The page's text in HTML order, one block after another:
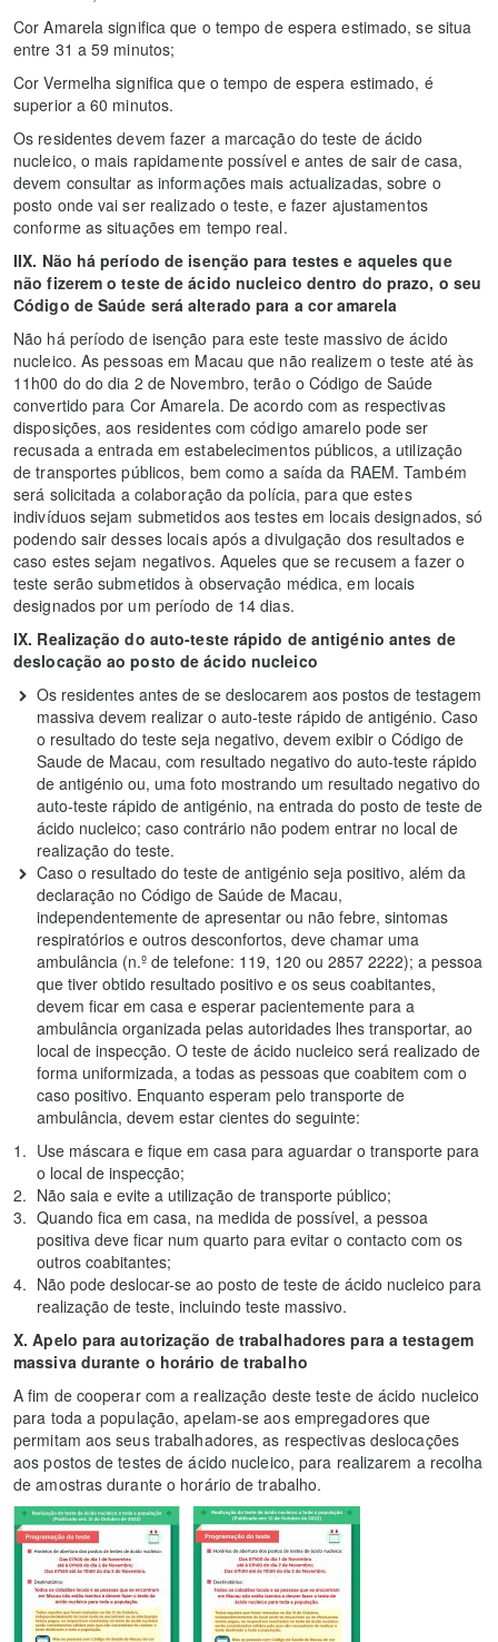
Cor Amarela significa que o tempo de espera estimado, se situa
entre 31 a 59 minutos;
Cor Vermelha significa que o tempo de espera estimado, é
superior a 60 minutos.
Os residentes devem fazer a marcação do teste de ácido
nucleico, o mais rapidamente possível e antes de sair de casa,
devem consultar as informações mais actualizadas, sobre o
posto onde vai ser realizado o teste, e fazer ajustamentos
conforme as situações em tempo real.
IIX. Não há período de isenção para testes e aqueles que
não fizerem o teste de ácido nucleico dentro do prazo, o seu
Código de Saúde será alterado para a cor amarela
Não há período de isenção para este teste massivo de ácido
nucleico. As pessoas em Macau que não realizem o teste até às
11h00 do do dia 2 de Novembro, terão o Código de Saúde
convertido para Cor Amarela. De acordo com as respectivas
disposições, aos residentes com código amarelo pode ser
recusada a entrada em estabelecimentos públicos, a utilização
de transportes públicos, bem como a saída da RAEM. Também
será solicitada a colaboração da polícia, para que estes
indivíduos sejam submetidos aos testes em locais designados, só
podendo sair desses locais após a divulgação dos resultados e
caso estes sejam negativos. Aqueles que se recusem a fazer o
teste serão submetidos à observação médica, em locais
designados por um período de 14 dias.
IX. Realização do auto-teste rápido de antigénio antes de
deslocação ao posto de ácido nucleico
Os residentes antes de se deslocarem aos postos de testagem
massiva devem realizar o auto-teste rápido de antigénio. Caso
o resultado do teste seja negativo, devem exibir o Código de
Saude de Macau, com resultado negativo do auto-teste rápido
de antigénio ou, uma foto mostrando um resultado negativo do
auto-teste rápido de antigénio, na entrada do posto de teste de
ácido nucleico; caso contrário não podem entrar no local de
realização do teste.
Caso o resultado do teste de antigénio seja positivo, além da
declaração no Código de Saúde de Macau,
independentemente de apresentar ou não febre, sintomas
respiratórios e outros desconfortos, deve chamar uma
ambulância (n.º de telefone: 119, 120 ou 2857 2222); a pessoa
que tiver obtido resultado positivo e os seus coabitantes,
devem ficar em casa e esperar pacientemente para a
ambulância organizada pelas autoridades lhes transportar, ao
local de inspecção. O teste de ácido nucleico será realizado de
forma uniformizada, a todas as pessoas que coabitem com o
caso positivo. Enquanto esperam pelo transporte de
ambulância, devem estar cientes do seguinte:
Use máscara e fique em casa para aguardar o transporte para
o local de inspecção;
Não saia e evite a utilização de transporte público;
Quando fica em casa, na medida de possível, a pessoa
positiva deve ficar num quarto para evitar o contacto com os
outros coabitantes;
Não pode deslocar-se ao posto de teste de ácido nucleico para
realização de teste, incluindo teste massivo.
X. Apelo para autorização de trabalhadores para a testagem
massiva durante o horário de trabalho
A fim de cooperar com a realização deste teste de ácido nucleico
para toda a população, apelam-se aos empregadores que
permitam aos seus trabalhadores, as respectivas deslocações
aos postos de testes de ácido nucleico, para realizarem a recolha
de amostras durante o horário de trabalho.